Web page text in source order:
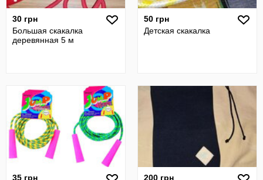
30 грн
Большая скакалка
деревянная 5 м
50 грн
Детская скакалка
35 грн
200 грн